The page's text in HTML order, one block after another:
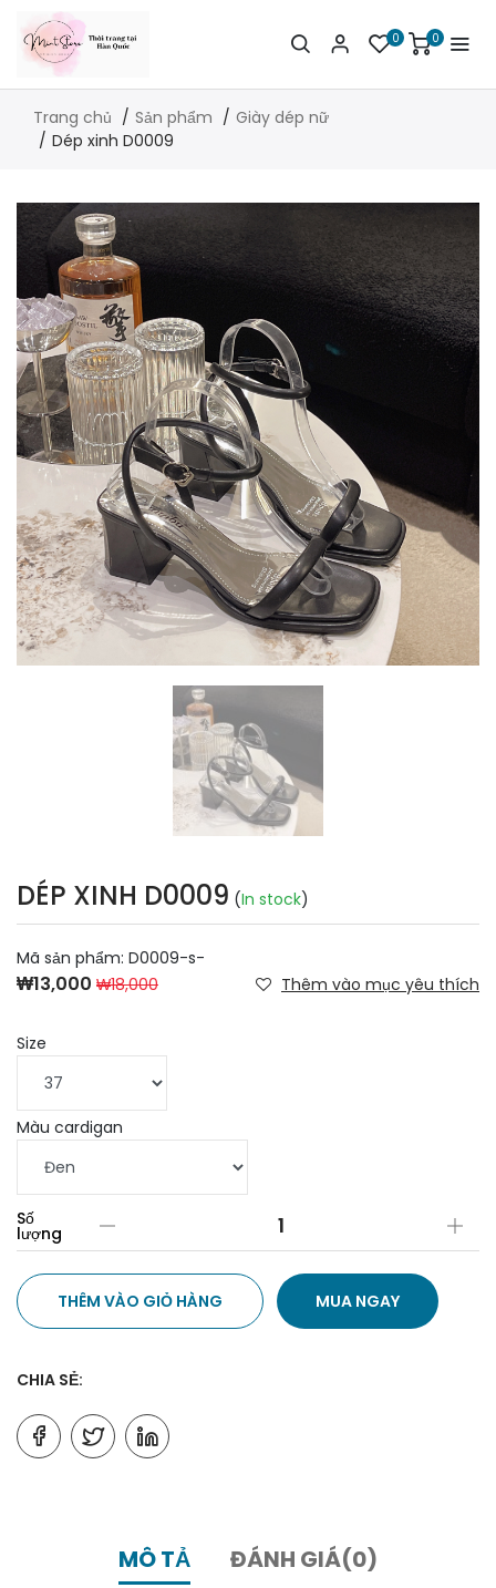
0 0
Trang chủ Sản phẩm
Giày dép nữ
Dép xinh D0009
DÉP XINH D0009 (In stock)
Mã sản phẩm: D0009-s-
₩13,000 ₩18,000 Thêm vào mục yêu thích
Size
Màu cardigan
Số
lượng
THÊM VÀO GIỎ HÀNG MUA NGAY
CHIA SẺ:
MÔ TẢ ĐÁNH GIÁ(0)